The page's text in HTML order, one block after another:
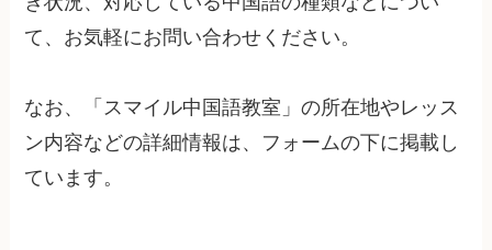
て、お気軽にお問い合わせください。
なお、「スマイル中国語教室」の所在地やレッス
ン内容などの詳細情報は、フォームの下に掲載し
ています。